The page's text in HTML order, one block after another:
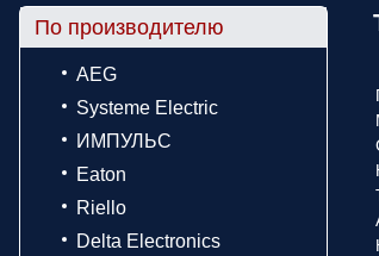
По производителю
AEG
Systeme Electric
ИМПУЛЬС
Eaton
Riello
Delta Electronics